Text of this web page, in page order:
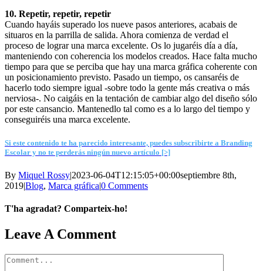
10. Repetir, repetir, repetir
Cuando hayáis superado los nueve pasos anteriores, acabais de
situaros en la parrilla de salida. Ahora comienza de verdad el
proceso de lograr una marca excelente. Os lo jugaréis día a día,
manteniendo con coherencia los modelos creados. Hace falta mucho
tiempo para que se perciba que hay una marca gráfica coherente con
un posicionamiento previsto. Pasado un tiempo, os cansaréis de
hacerlo todo siempre igual -sobre todo la gente más creativa o más
nerviosa-. No caigáis en la tentación de cambiar algo del diseño sólo
por este cansancio. Mantenedlo tal como es a lo largo del tiempo y
conseguiréis una marca excelente.
Si este contenido te ha parecido interesante, puedes subscribirte a Branding
Escolar y no te perderás ningún nuevo artículo [>]
By Miquel Rossy|2023-06-04T12:15:05+00:00septiembre 8th,
2019|Blog, Marca gráfica|0 Comments
T'ha agradat? Comparteix-ho!
Facebook
X
LinkedIn
WhatsApp
Telegram
Email
Leave A Comment
Comment